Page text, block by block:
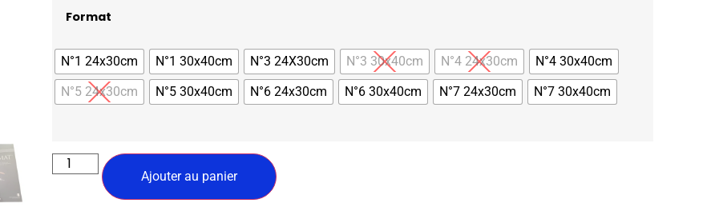
Format
N°1 24x30cm N°1 30x40cm N°3 24X30cm N°3 30x40cm N°4 24x30cm
N°4 30x40cm
N°5 24x30cm
N°5 30x40cm N°6 24x30cm N°6 30x40cm N°7 24x30cm N°7 30x40cm
Ajouter au panier